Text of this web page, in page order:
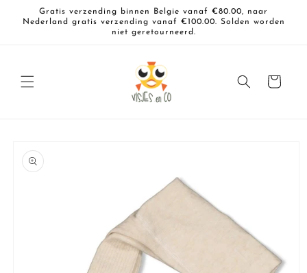
naar de
content
Gratis verzending binnen Belgie vanaf €80.00, naar
Nederland gratis verzending vanaf €100.00. Solden worden
niet geretourneerd.
Winkelwagen